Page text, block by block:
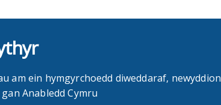
am ein hymgyrchoedd diweddaraf, newyddion
Anabledd Cymru